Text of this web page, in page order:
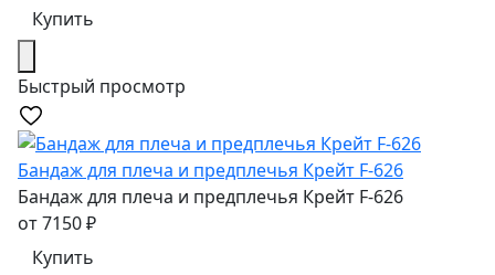
Купить
Быстрый просмотр
Бандаж для плеча и предплечья Крейт F-626
Бандаж для плеча и предплечья Крейт F-626
от7150₽
Купить